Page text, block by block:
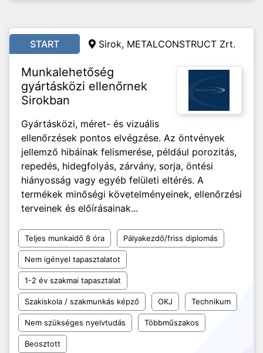
START Sirok, METALCONSTRUCT Zrt.
Munkalehetőség
gyártásközi ellenőrnek
Sirokban
Gyártásközi, méret- és vizuális
ellenőrzések pontos elvégzése. Az öntvények
jellemző hibáinak felismerése, például porozitás,
repedés, hidegfolyás, zárvány, sorja, öntési
hiányosság vagy egyéb felületi eltérés. A
termékek minőségi követelményeinek, ellenőrzési
terveinek és előírásainak...
Teljes munkaidő 8 óra Pályakezdő/friss diplomás
Nem igényel tapasztalatot
1-2 év szakmai tapasztalat
Szakiskola / szakmunkás képző OKJ Technikum
Nem szükséges nyelvtudás Többműszakos
Beosztott